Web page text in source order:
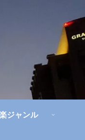
ジャンル